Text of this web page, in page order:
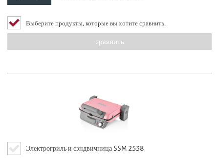
Выберите продукты, которые вы хотите сравнить.
сравнить
Электрогриль и сэндвичница SSM 2538